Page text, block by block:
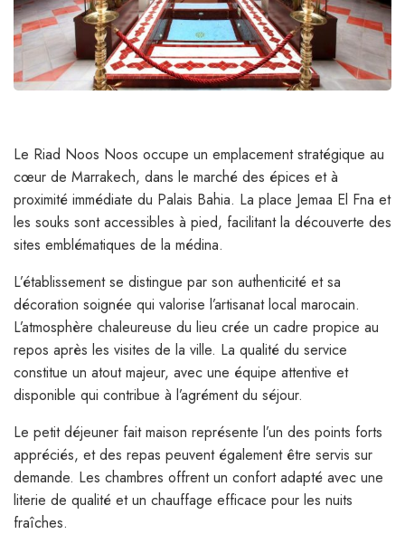
Le Riad Noos Noos occupe un emplacement stratégique au
cœur de Marrakech, dans le marché des épices et à
proximité immédiate du Palais Bahia. La place Jemaa El Fna et
les souks sont accessibles à pied, facilitant la découverte des
sites emblématiques de la médina.
L’établissement se distingue par son authenticité et sa
décoration soignée qui valorise l’artisanat local marocain.
L’atmosphère chaleureuse du lieu crée un cadre propice au
repos après les visites de la ville. La qualité du service
constitue un atout majeur, avec une équipe attentive et
disponible qui contribue à l’agrément du séjour.
Le petit déjeuner fait maison représente l’un des points forts
appréciés, et des repas peuvent également être servis sur
demande. Les chambres offrent un confort adapté avec une
literie de qualité et un chauffage efficace pour les nuits
fraîches.